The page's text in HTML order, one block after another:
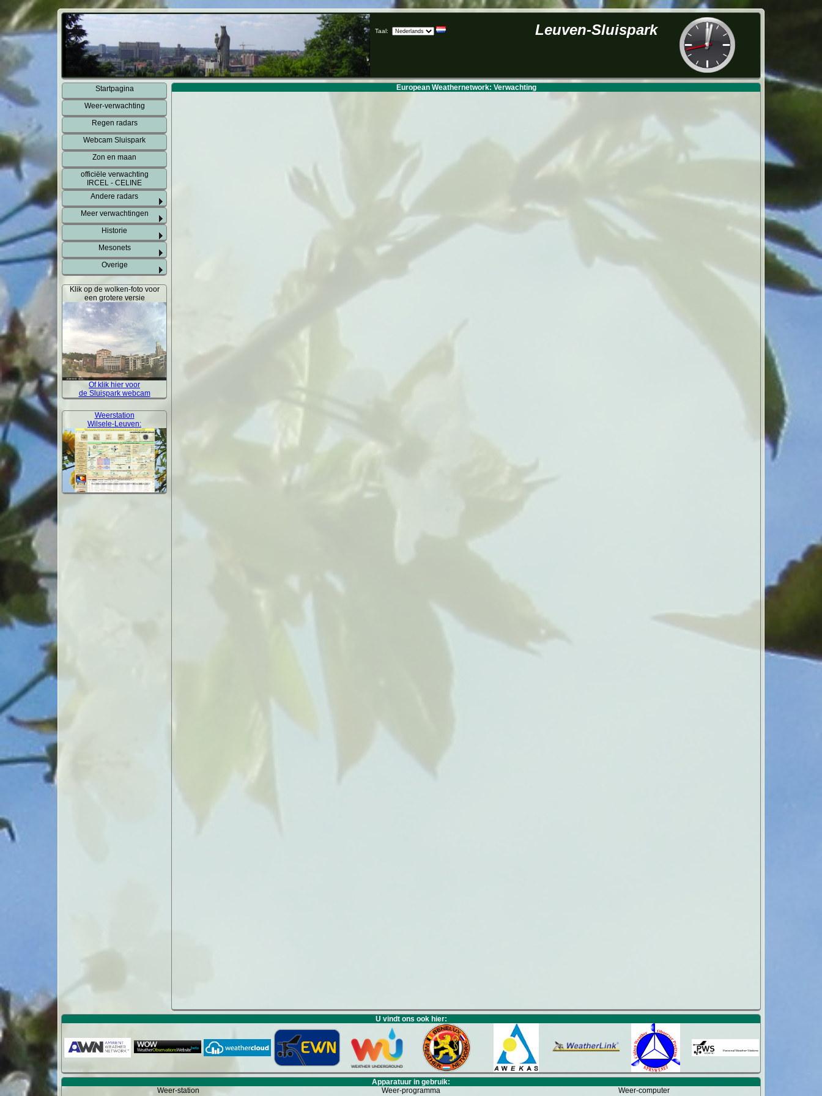
Taal: Leuven-Sluispark
Startpagina
Weer-verwachting
Regen radars
Webcam Sluispark
Zon en maan
officiële verwachting
IRCEL - CELINE
Andere radars
Meer verwachtingen
Historie
Mesonets
Overige
Klik op de wolken-foto voor
een grotere versie
Of klik hier voor
de Sluispark webcam
Weerstation
Wilsele-Leuven:
European Weathernetwork: Verwachting
U vindt ons ook hier:
Apparatuur in gebruik:
Weer-station
Weer-programma
Weer-computer